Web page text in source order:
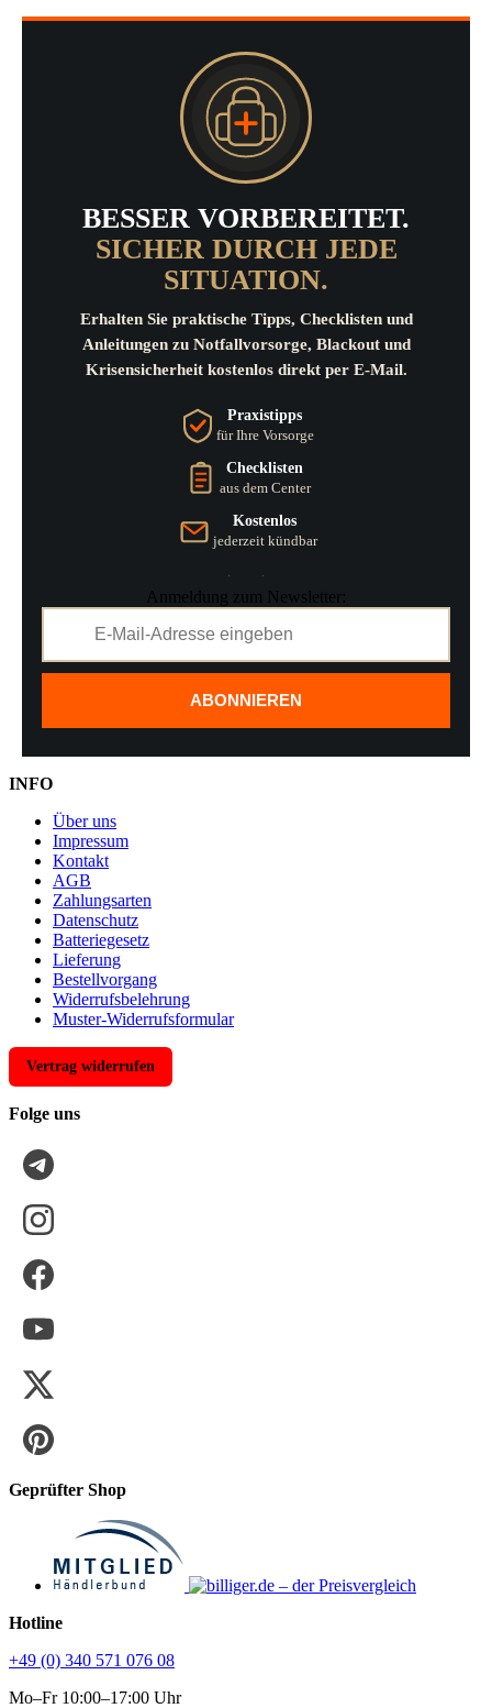
BESSER VORBEREITET.
SICHER DURCH JEDE
SITUATION.
Erhalten Sie praktische Tipps, Checklisten und
Anleitungen zu Notfallvorsorge, Blackout und
Krisensicherheit kostenlos direkt per E-Mail.
Praxistipps
für Ihre Vorsorge
Checklisten
aus dem Center
Kostenlos
jederzeit kündbar
Anmeldung zum Newsletter:
ABONNIEREN
INFO
Über uns
Impressum
Kontakt
AGB
Zahlungsarten
Datenschutz
Batteriegesetz
Lieferung
Bestellvorgang
Widerrufsbelehrung
Muster-Widerrufsformular
Vertrag widerrufen
Folge uns
Geprüfter Shop
Hotline
+49 (0) 340 571 076 08
Mo–Fr 10:00–17:00 Uhr